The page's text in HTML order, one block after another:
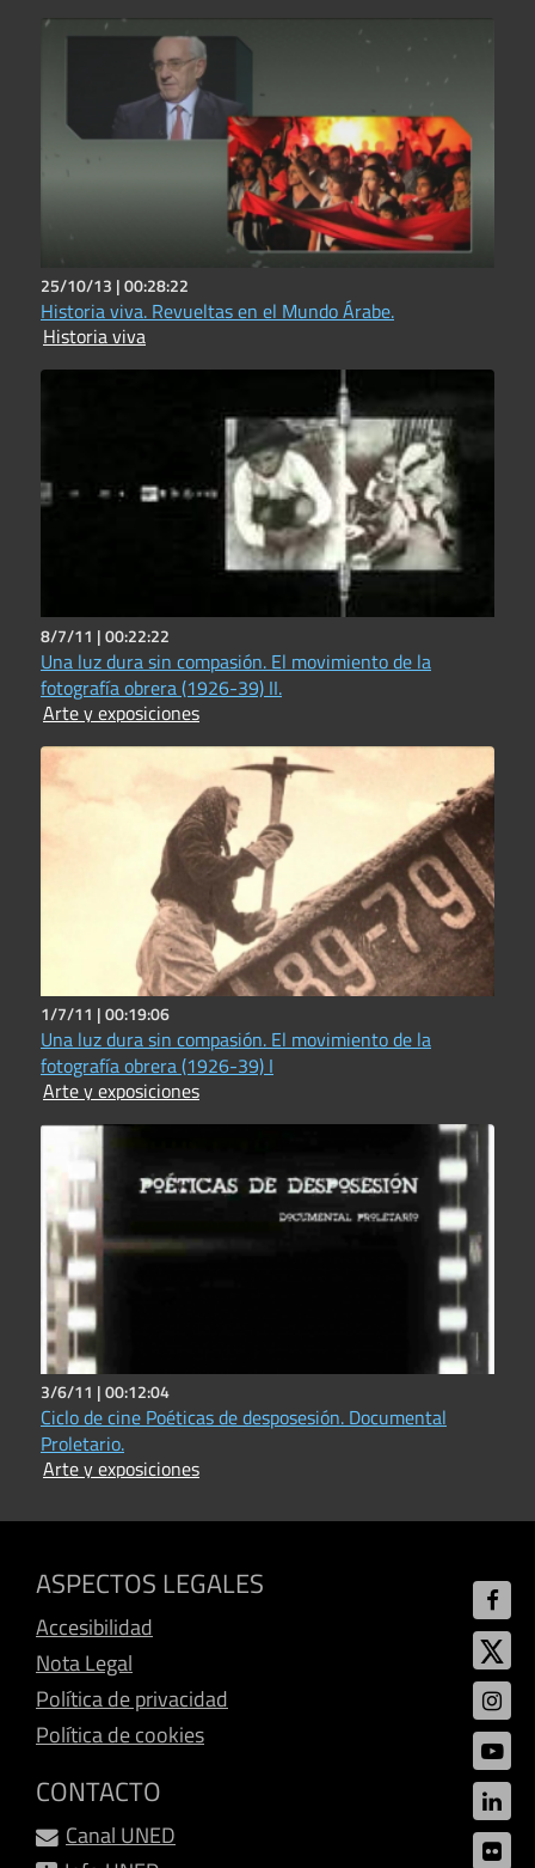
25/10/13 |00:28:22
Historia viva. Revueltas en el Mundo Árabe.
Historia viva
8/7/11 |00:22:22
Una luz dura sin compasión. El movimiento de la
fotografía obrera (1926-39) II.
Arte y exposiciones
1/7/11 |00:19:06
Una luz dura sin compasión. El movimiento de la
fotografía obrera (1926-39) I
Arte y exposiciones
3/6/11 |00:12:04
Ciclo de cine Poéticas de desposesión. Documental
Proletario.
Arte y exposiciones
ASPECTOS LEGALES
Accesibilidad
Nota Legal
Política de privacidad
Política de cookies
CONTACTO
Canal UNED